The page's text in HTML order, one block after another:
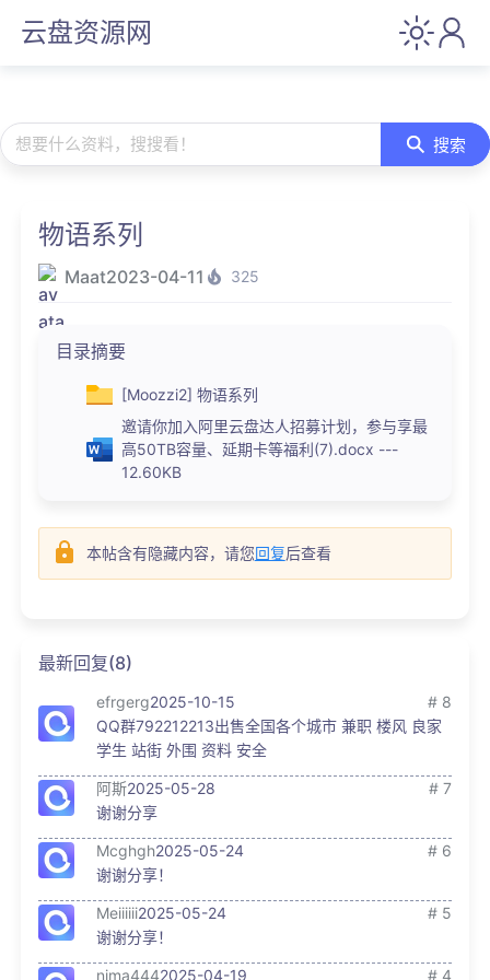
云盘资源网
想要什么资料，搜搜看！ 搜索
物语系列
Maat2023-04-11 325
目录摘要
[Moozzi2] 物语系列
邀请你加入阿里云盘达人招募计划，参与享最
高50TB容量、延期卡等福利(7).docx ---
12.60KB
本帖含有隐藏内容，请您回复后查看
最新回复(8)
efrgerg2025-10-15
# 8
QQ群792212213出售全国各个城市 兼职 楼风 良家
学生 站街 外围 资料 安全
阿斯2025-05-28
# 7
谢谢分享
Mcghgh2025-05-24
# 6
谢谢分享！
Meiiiiii2025-05-24
# 5
谢谢分享！
nima4442025-04-19 # 4